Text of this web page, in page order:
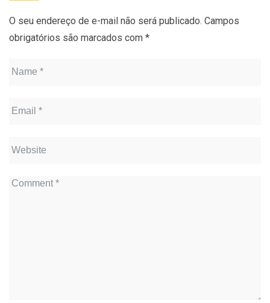
O seu endereço de e-mail não será publicado. Campos
obrigatórios são marcados com *